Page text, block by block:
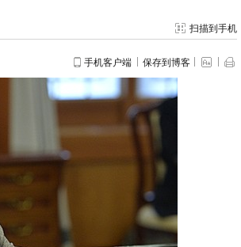
扫描到手机
手机客户端 保存到博客